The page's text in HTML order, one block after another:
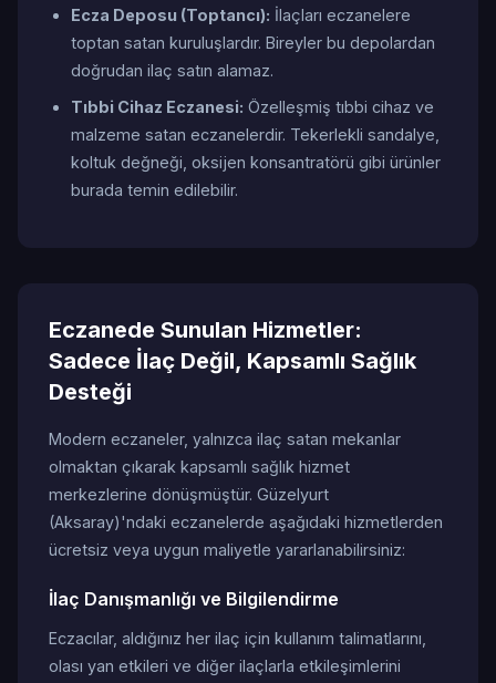
Ecza Deposu (Toptancı): İlaçları eczanelere
toptan satan kuruluşlardır. Bireyler bu depolardan
doğrudan ilaç satın alamaz.
Tıbbi Cihaz Eczanesi: Özelleşmiş tıbbi cihaz ve
malzeme satan eczanelerdir. Tekerlekli sandalye,
koltuk değneği, oksijen konsantratörü gibi ürünler
burada temin edilebilir.
Eczanede Sunulan Hizmetler:
Sadece İlaç Değil, Kapsamlı Sağlık
Desteği
Modern eczaneler, yalnızca ilaç satan mekanlar
olmaktan çıkarak kapsamlı sağlık hizmet
merkezlerine dönüşmüştür. Güzelyurt
(Aksaray)'ndaki eczanelerde aşağıdaki hizmetlerden
ücretsiz veya uygun maliyetle yararlanabilirsiniz:
İlaç Danışmanlığı ve Bilgilendirme
Eczacılar, aldığınız her ilaç için kullanım talimatlarını,
olası yan etkileri ve diğer ilaçlarla etkileşimlerini